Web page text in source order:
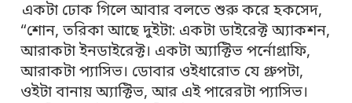
একটা ঢোক গিলে আবার বলতে শুরু করে হকসেদ,
“শোন, তরিকা আছে দুইটা: একটা ডাইরেক্ট অ্যাকশন,
আরাকটা ইনডাইরেক্ট। একটা অ্যাক্টিভ পর্নোগ্রাফি,
আরাকটা প্যাসিভ। ডোবার ওইধারোত যে গ্রুপটা,
ওইটা বানায় অ্যাক্টিভ, আর এই পারেরটা প্যাসিভ।